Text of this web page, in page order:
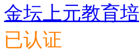
金坛上元教育培
已认证